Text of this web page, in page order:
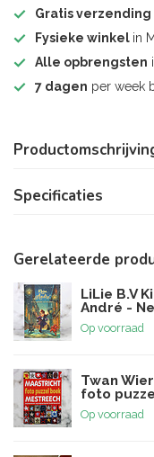
Gratis verzending
Fysieke winkel in
Alle opbrengsten
7 dagen per week
Specificaties
Gerelateerde
LiLie B.V
André -
Op voorraad
Twan
foto
Op voorraad